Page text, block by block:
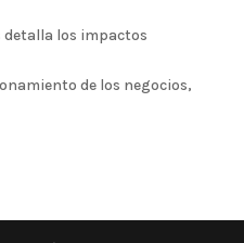
los impactos
de los negocios,